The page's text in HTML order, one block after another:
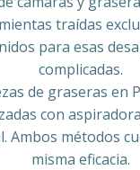
traídas
para esas
complicadas.
de graseras en
con
Ambos métodos
misma eficacia.